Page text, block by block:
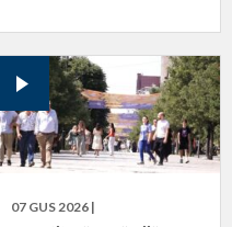
07 GUS 2026 |